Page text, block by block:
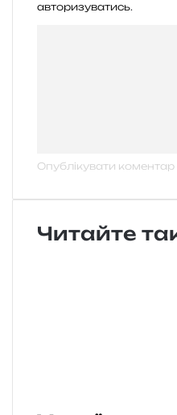
авторизуватись.
Читайте